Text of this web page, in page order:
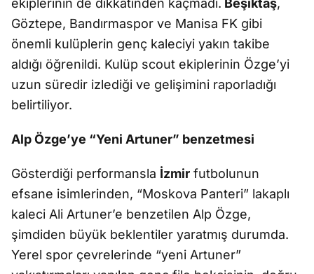
ekiplerinin de dikkatinden kaçmadı. Beşiktaş,
Göztepe, Bandırmaspor ve Manisa FK gibi
önemli kulüplerin genç kaleciyi yakın takibe
aldığı öğrenildi. Kulüp scout ekiplerinin Özge’yi
uzun süredir izlediği ve gelişimini raporladığı
belirtiliyor.
Alp Özge’ye “Yeni Artuner” benzetmesi
Gösterdiği performansla İzmir futbolunun
efsane isimlerinden, “Moskova Panteri” lakaplı
kaleci Ali Artuner’e benzetilen Alp Özge,
şimdiden büyük beklentiler yaratmış durumda.
Yerel spor çevrelerinde “yeni Artuner”